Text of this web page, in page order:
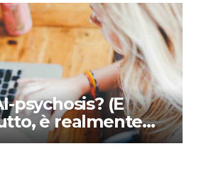
psychosis? (E
è realmente